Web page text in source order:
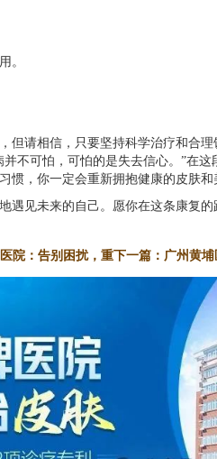
。
但请相信，只要坚持科学治疗和合
不可怕，可怕的是失去信心。”在
惯，你一定会重新拥抱健康的皮肤和
遇见未来的自己。愿你在这条康复
下一篇： 广州黄
院：告别困扰，重